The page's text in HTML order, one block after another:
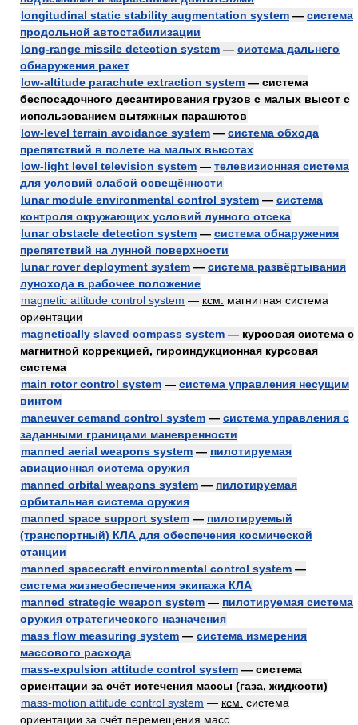
longitudinal static stability augmentation system — система
продольной автостабилизации
long-range missile detection system — система дальнего
обнаружения ракет
low-altitude parachute extraction system — система
беспосадочного десантирования грузов с малых высот с
использованием вытяжных парашютов
low-level terrain avoidance system — система обхода
препятствий в полете на малых высотах
low-light level television system — телевизионная система
для условий слабой освещённости
lunar module environmental control system — система
контроля окружающих условий лунного отсека
lunar obstacle detection system — система обнаружения
препятствий на лунной поверхности
lunar rover deployment system — система развёртывания
лунохода в рабочее положение
magnetic attitude control system — ксм.
магнитная система
ориентации
magnetically slaved compass system — курсовая система с
магнитной коррекцией, гироиндукционная курсовая
система
main rotor control system — система управления несущим
винтом
maneuver cemand control system — система управления с
заданными границами маневренности
manned aerial weapons system — пилотируемая
авиационная система оружия
manned orbital weapons system — пилотируемая
орбитальная система оружия
manned space support system — пилотируемый
(транспортный) КЛА для обеспечения космической
станции
manned spacecraft environmental control system —
система жизнеобеспечения экипажа КЛА
manned strategic weapon system — пилотируемая система
оружия стратегического назначения
mass flow measuring system — система измерения
массового расхода
mass-expulsion attitude control system — система
ориентации за счёт истечения массы (газа, жидкости)
mass-motion attitude control system — ксм. система
ориентации за счёт перемещения масс